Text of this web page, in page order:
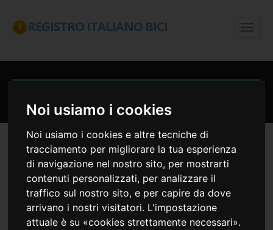
Noi usiamo i cookies
Noi usiamo i cookies e altre tecniche di
tracciamento per migliorare la tua esperienza
di navigazione nel nostro sito, per mostrarti
contenuti personalizzati, per analizzare il
traffico sul nostro sito, e per capire da dove
arrivano i nostri visitatori. L'impostazione
attuale è su «cookies strettamente necessari».
REGISTRO ITALIANO BICI
Ti hanno appena
rubato la bici?